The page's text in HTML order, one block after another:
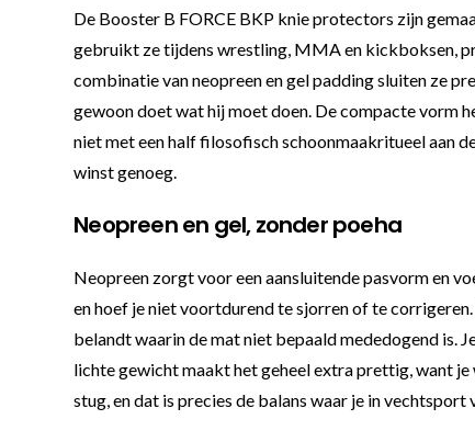
De Booster B FORCE BKP knie protectors zijn
gebruikt ze tijdens wrestling, MMA en kickboksen,
combinatie van neopreen en gel padding sluiten ze
gewoon doet wat hij moet doen. De compacte vorm
niet met een half filosofisch schoonmaakritueel aan
winst genoeg.
Neopreen en gel, zonder poeha
Neopreen zorgt voor een aansluitende pasvorm en
en hoef je niet voortdurend te sjorren of te
belandt waarin de mat niet bepaald mededogend is.
lichte gewicht maakt het geheel extra prettig, want
stug, en dat is precies de balans waar je in vechtsport